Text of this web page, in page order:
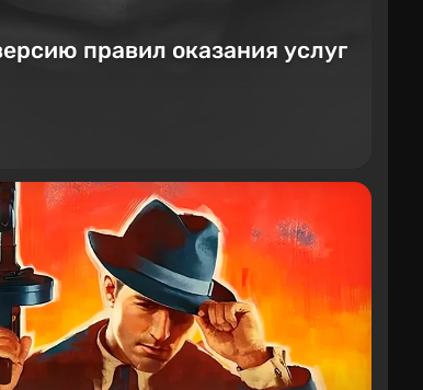
правил оказания услуг